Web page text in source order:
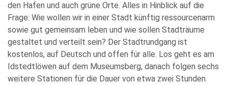
den Hafen und auch grüne Orte. Alles in Hinblick auf die
Frage: Wie wollen wir in einer Stadt künftig ressourcenarm
sowie gut gemeinsam leben und wie sollen Stadträume
gestaltet und verteilt sein? Der Stadtrundgang ist
kostenlos, auf Deutsch und offen für alle. Los geht es am
Idstedtlöwen auf dem Museumsberg, danach folgen sechs
weitere Stationen für die Dauer von etwa zwei Stunden.